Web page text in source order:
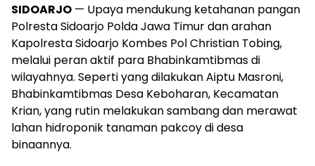
SIDOARJO — Upaya mendukung ketahanan pangan
Polresta Sidoarjo Polda Jawa Timur dan arahan
Kapolresta Sidoarjo Kombes Pol Christian Tobing,
melalui peran aktif para Bhabinkamtibmas di
wilayahnya. Seperti yang dilakukan Aiptu Masroni,
Bhabinkamtibmas Desa Keboharan, Kecamatan
Krian, yang rutin melakukan sambang dan merawat
lahan hidroponik tanaman pakcoy di desa
binaannya.